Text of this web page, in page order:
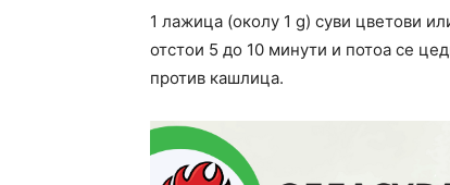
1 лажица (околу 1 g) суви цветови
отстои 5 до 10 минути и потоа се
против кашлица.